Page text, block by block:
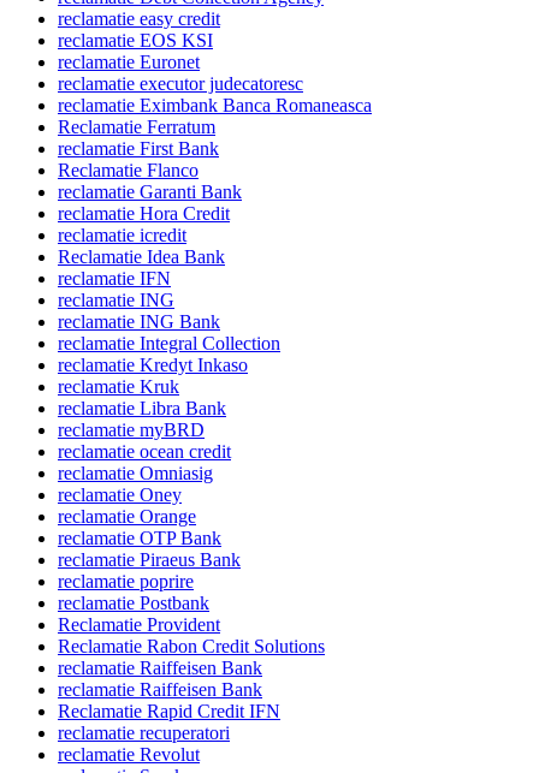
reclamatie easy credit
reclamatie EOS KSI
reclamatie Euronet
reclamatie executor judecatoresc
reclamatie Eximbank Banca Romaneasca
Reclamatie Ferratum
reclamatie First Bank
Reclamatie Flanco
reclamatie Garanti Bank
reclamatie Hora Credit
reclamatie icredit
Reclamatie Idea Bank
reclamatie IFN
reclamatie ING
reclamatie ING Bank
reclamatie Integral Collection
reclamatie Kredyt Inkaso
reclamatie Kruk
reclamatie Libra Bank
reclamatie myBRD
reclamatie ocean credit
reclamatie Omniasig
reclamatie Oney
reclamatie Orange
reclamatie OTP Bank
reclamatie Piraeus Bank
reclamatie poprire
reclamatie Postbank
Reclamatie Provident
Reclamatie Rabon Credit Solutions
reclamatie Raiffeisen Bank
reclamatie Raiffeisen Bank
Reclamatie Rapid Credit IFN
reclamatie recuperatori
reclamatie Revolut